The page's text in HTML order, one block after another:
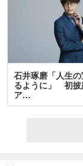
石井琢磨「人生
るように」 初披
ア…